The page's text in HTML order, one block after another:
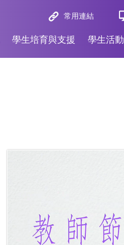
常用連結
學生培育與支援 學生活動